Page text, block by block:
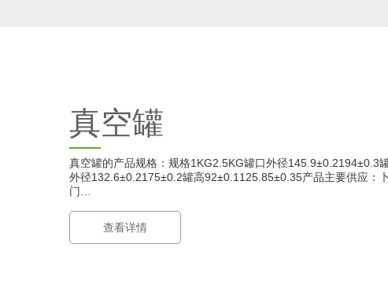
真空罐
真空罐的产品规格：规格1KG2.5KG罐口外径145.9±0.2194±0.3
外径132.6±0.2175±0.2罐高92±0.1125.85±0.35产品主要供应：
门…
查看详情